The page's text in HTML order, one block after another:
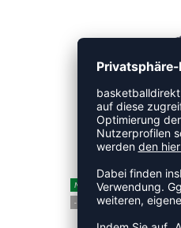
ACTUS
UVP
NEW
-15%